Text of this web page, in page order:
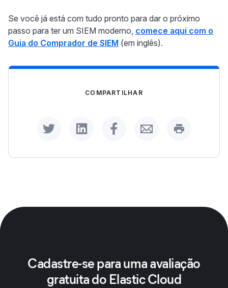
Se você já está com tudo pronto para dar o próximo
passo para ter um SIEM moderno, comece aqui com o
Guia do Comprador de SIEM (em inglês).
COMPARTILHAR
Share on TwitterShare on LinkedIn
Share on Facebook
Share by Email
Print this
Cadastre-se para uma avaliação
gratuita do Elastic Cloud